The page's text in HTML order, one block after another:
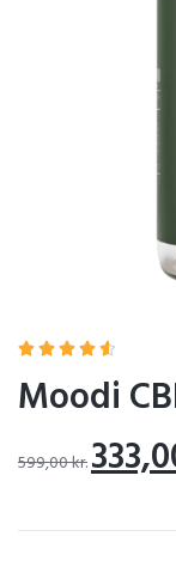
    
Moodi
599,00kr.